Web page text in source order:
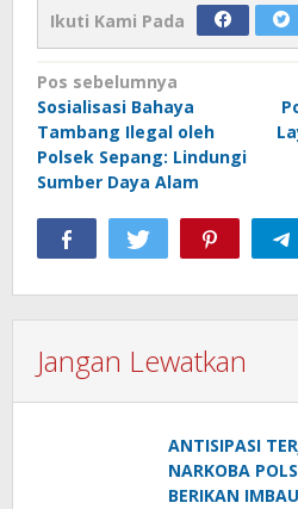
Ikuti Kami Pada
Navigasi
pos
Pos sebelumnya
Sosialisasi Bahaya
Tambang Ilegal oleh
Polsek Sepang: Lindungi
Sumber Daya Alam
Jangan Lewatkan
ANTISIPASI
NARKOBA
BERIKAN